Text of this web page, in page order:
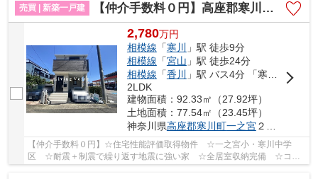
売買 | 新築一戸建
【仲介手数料０円】高座郡寒川町一之宮第52 新築一戸建て
2,780万円
相模線 「寒川 」駅 徒歩9分
相模線 「宮山 」駅 徒歩24分
相模線 「香川 」駅 バス4分 「寒川駅南口」 停歩7分
2LDK
建物面積：92.33㎡（27.92坪）
土地面積：77.54㎡（23.45坪）
神奈川県高座郡寒川町一之宮２丁目
【仲介手数料０円】☆住宅性能評価取得物件 ☆一之宮小・寒川中学
区 ☆耐震＋制震で繰り返す地震に強い家 ☆全居室収納完備 ☆コン
ビニ徒歩圏内 ☆人感センサー玄関灯完備♪ 【寒川町の...